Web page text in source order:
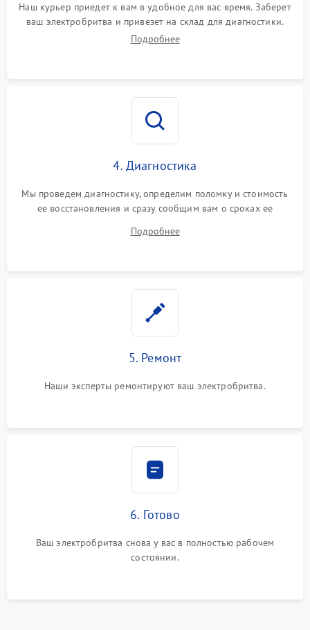
Наш курьер приедет к вам в удобное для вас время. Заберет
ваш электробритва и привезет на склад для диагностики.
Подробнее
4. Диагностика
Мы проведем диагностику, определим поломку и стоимость
ее восстановления и сразу сообщим вам о сроках ее
Подробнее
5. Ремонт
Наши эксперты ремонтируют ваш электробритва.
6. Готово
Ваш электробритва снова у вас в полностью рабочем
состоянии.